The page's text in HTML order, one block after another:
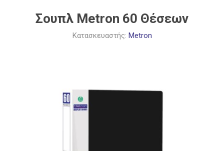
Σουπλ Metron 60 Θέσεων
Κατασκευαστής: Metron